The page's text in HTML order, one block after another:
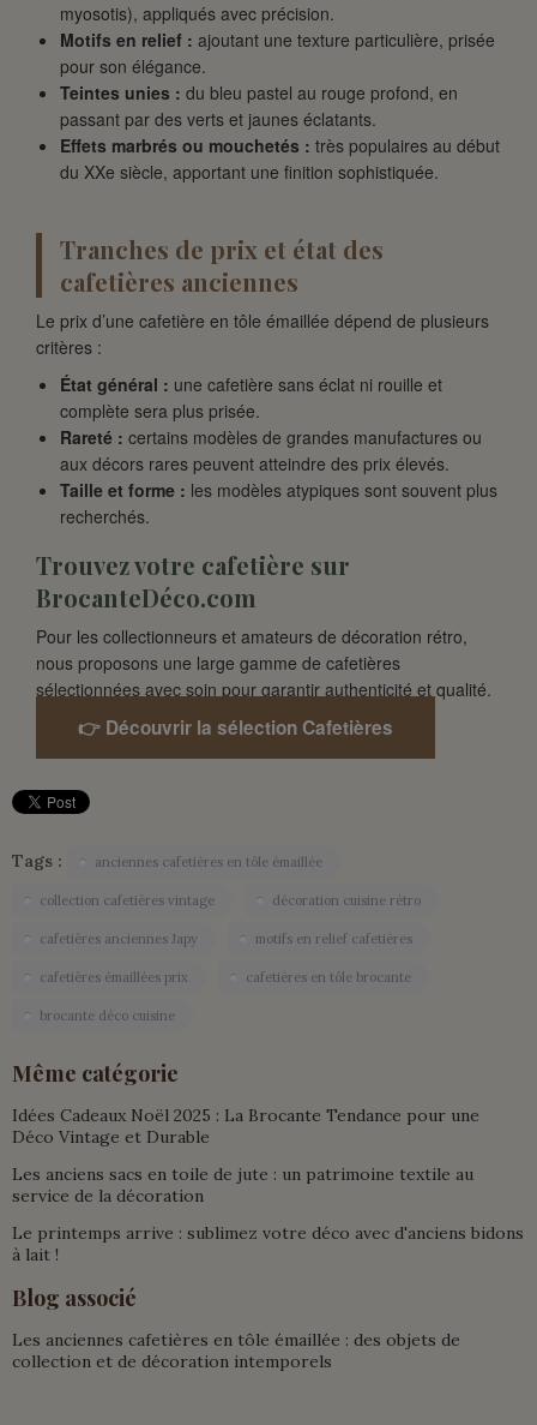
myosotis), appliqués avec précision.
Motifs en relief : ajoutant une texture particulière, prisée
pour son élégance.
Teintes unies : du bleu pastel au rouge profond, en
passant par des verts et jaunes éclatants.
Effets marbrés ou mouchetés : très populaires au début
du XXe siècle, apportant une finition sophistiquée.
Tranches de prix et état des
cafetières anciennes
Le prix d’une cafetière en tôle émaillée dépend de plusieurs
critères :
État général : une cafetière sans éclat ni rouille et
complète sera plus prisée.
Rareté : certains modèles de grandes manufactures ou
aux décors rares peuvent atteindre des prix élevés.
Taille et forme : les modèles atypiques sont souvent plus
recherchés.
Trouvez votre cafetière sur
BrocanteDéco.com
Pour les collectionneurs et amateurs de décoration rétro,
nous proposons une large gamme de cafetières
sélectionnées avec soin pour garantir authenticité et qualité.
👉 Découvrir la sélection Cafetières
Tags : anciennes cafetières en tôle émaillée
collection cafetières vintage décoration cuisine rétro
cafetières anciennes Japy motifs en relief cafetières
cafetières émaillées prix cafetières en tôle brocante
brocante déco cuisine
Même catégorie
Idées Cadeaux Noël 2025 : La Brocante Tendance pour une
Déco Vintage et Durable
Les anciens sacs en toile de jute : un patrimoine textile au
service de la décoration
Le printemps arrive : sublimez votre déco avec d'anciens bidons
à lait !
Blog associé
Les anciennes cafetières en tôle émaillée : des objets de
collection et de décoration intemporels